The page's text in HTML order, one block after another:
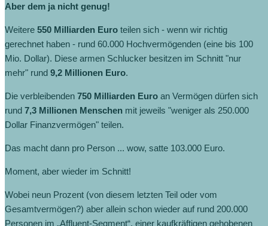
Aber dem ja nicht genug!
Weitere 550 Milliarden Euro teilen sich - wenn wir richtig
gerechnet haben - rund 60.000 Hochvermögenden (eine bis 100
Mio. Dollar). Diese armen Schlucker besitzen im Schnitt "nur
mehr" rund 9,2 Millionen Euro.
Die verbleibenden 750 Milliarden Euro an Vermögen dürfen sich
rund 7,3 Millionen Menschen mit jeweils "weniger als 250.000
Dollar Finanzvermögen" teilen.
Das macht dann pro Person ... wow, satte 103.000 Euro.
Moment, aber wieder im Schnitt!
Wobei neun Prozent (von diesem letzten Teil oder vom
Gesamtvermögen?) aber allein schon wieder auf rund 200.000
Personen im „Affluent-Segment“, einer kaufkräftigen gehobenen